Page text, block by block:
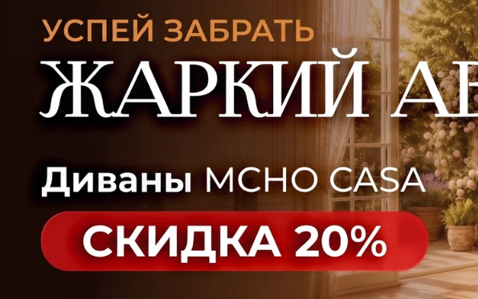
УЗНАТЬ ПОДРОБНЕЕ
Офисная мебель Садовая мебель